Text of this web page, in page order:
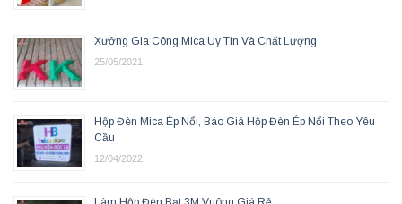
Xưởng Gia Công Mica Uy Tín Và Chất Lượng
25/05/2021
Hộp Đèn Mica Ép Nổi, Báo Giá Hộp Đèn Ép Nổi Theo Yêu
Cầu
12/04/2022